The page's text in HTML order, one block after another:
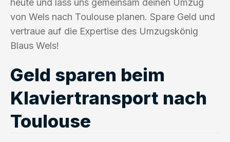
heute und lass uns gemeinsam deinen Umzug
von Wels nach Toulouse planen. Spare Geld und
vertraue auf die Expertise des Umzugskönig
Blaus Wels!
Geld sparen beim
Klaviertransport nach
Toulouse